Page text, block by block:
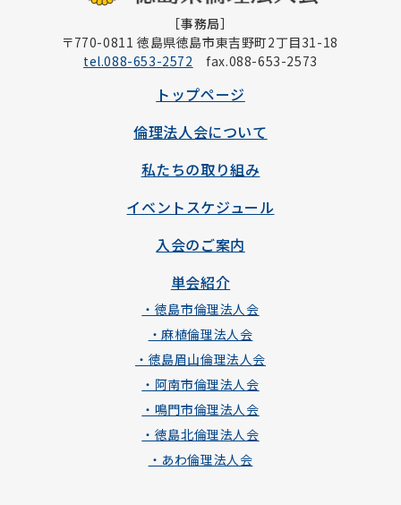
［事務局］
〒770-0811 徳島県徳島市東吉野町2丁目31-18
tel.088-653-2572 fax.088-653-2573
トップページ
倫理法人会について
私たちの取り組み
イベントスケジュール
入会のご案内
単会紹介
・徳島市倫理法人会
・麻植倫理法人会
・徳島眉山倫理法人会
・阿南市倫理法人会
・鳴門市倫理法人会
・徳島北倫理法人会
・あわ倫理法人会